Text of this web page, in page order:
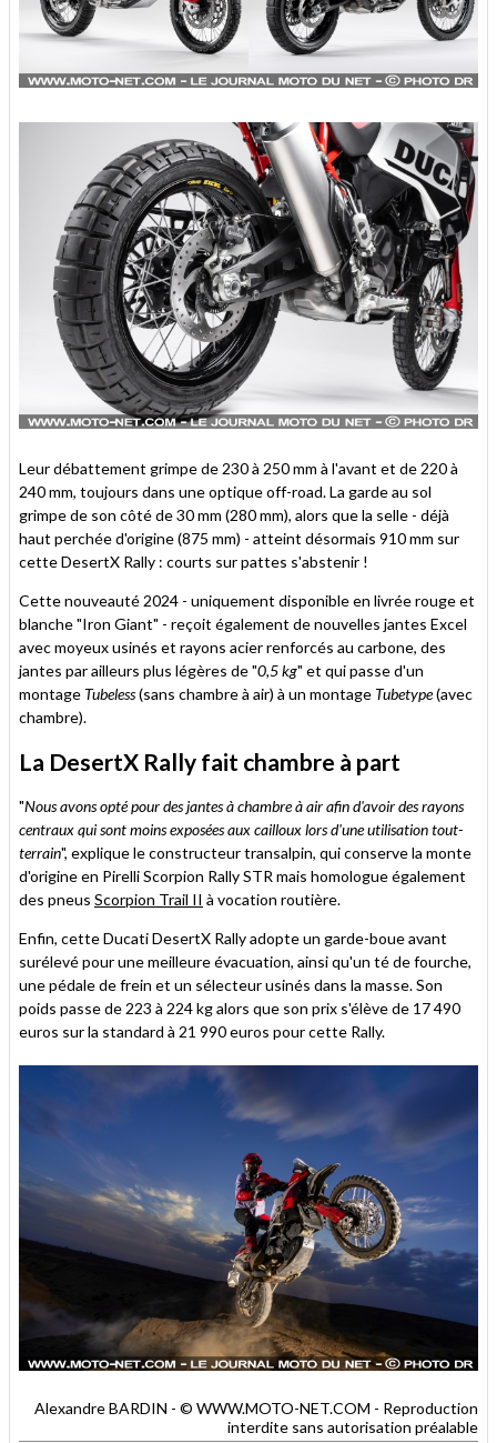
Leur débattement grimpe de 230 à 250 mm à l'avant et de 220 à
240 mm, toujours dans une optique off-road. La garde au sol
grimpe de son côté de 30 mm (280 mm), alors que la selle - déjà
haut perchée d'origine (875 mm) - atteint désormais 910 mm sur
cette DesertX Rally : courts sur pattes s'abstenir !
Cette nouveauté 2024 - uniquement disponible en livrée rouge et
blanche "Iron Giant" - reçoit également de nouvelles jantes Excel
avec moyeux usinés et rayons acier renforcés au carbone, des
jantes par ailleurs plus légères de "0,5 kg" et qui passe d'un
montage Tubeless(sans chambre à air) à un montage Tubetype(avec
chambre).
La DesertX Rally fait chambre à part
"Nous avons opté pour des jantes à chambre à air afin d'avoir des rayons
centraux qui sont moins exposées aux cailloux lors d'une utilisation tout-
terrain", explique le constructeur transalpin, qui conserve la monte
d'origine en Pirelli Scorpion Rally STR mais homologue également
des pneus Scorpion Trail II à vocation routière.
Enfin, cette Ducati DesertX Rally adopte un garde-boue avant
surélevé pour une meilleure évacuation, ainsi qu'un té de fourche,
une pédale de frein et un sélecteur usinés dans la masse. Son
poids passe de 223 à 224 kg alors que son prix s'élève de 17 490
euros sur la standard à 21 990 euros pour cette Rally.
Alexandre BARDIN - © WWW.MOTO-NET.COM - Reproduction
interdite sans autorisation préalable